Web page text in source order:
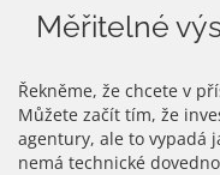
Měřitelné
Řekněme, že chcete v
Můžete začít tím, že
agentury, ale to vypadá
nemá technické